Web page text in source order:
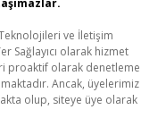
ve İletişim
Sağlayıcı olarak hizmet
proaktif olarak denetleme
Ancak, üyelerimiz
olup, siteye üye olarak